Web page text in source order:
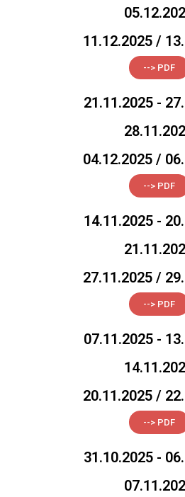
11.12.2025 /
--> PDF
21.11.2025 -
04.12.2025 /
--> PDF
14.11.2025 -
27.11.2025 /
--> PDF
07.11.2025 -
20.11.2025 /
--> PDF
31.10.2025 -